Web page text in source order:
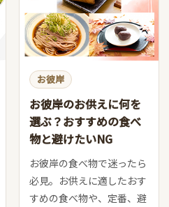
お彼岸
お彼岸のお供えに何を
選ぶ？おすすめの食べ
物と避けたいNG
お彼岸の食べ物で迷ったら
必見。お供えに適したおす
すめの食べ物や、定番、避